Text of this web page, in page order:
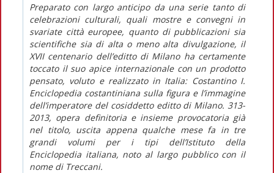
Preparato con largo anticipo da una serie tanto di
celebrazioni culturali, quali mostre e convegni in
svariate città europee, quanto di pubblicazioni sia
scientifiche sia di alta o meno alta divulgazione, il
XVII centenario dell’editto di Milano ha certamente
toccato il suo apice internazionale con un prodotto
pensato, voluto e realizzato in Italia: Costantino I.
Enciclopedia costantiniana sulla figura e l’immagine
dell’imperatore del cosiddetto editto di Milano. 313-
2013, opera definitoria e insieme provocatoria già
nel titolo, uscita appena qualche mese fa in tre
grandi volumi per i tipi dell’Istituto della
Enciclopedia italiana, noto al largo pubblico con il
nome di Treccani.